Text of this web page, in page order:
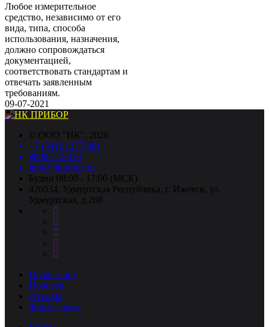
Любое измерительное
средство, независимо от его
вида, типа, способа
использования, назначения,
должно сопровождаться
документацией,
соответствовать стандартам и
отвечать заявленным
требованиям.
09-07-2021
© ООО "НК", 2026
+7 (3412) 277-001
88005118036
info@nkpribor.ru
Будни 08:00 - 17:00 (МСК)
426034, Удмуртская Республика, г. Ижевск, ул.
Удмуртская, д.268
Прайс-лист
Новости
Отзывы
Форма связи